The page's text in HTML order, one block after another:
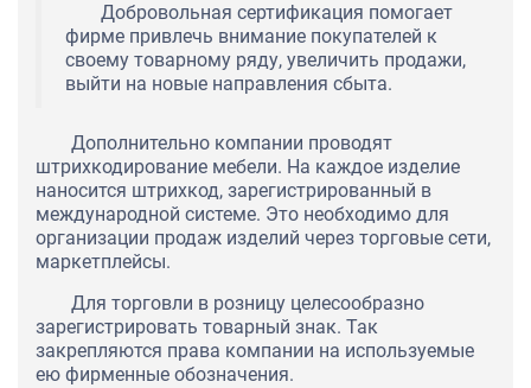
Добровольная сертификация помогает
фирме привлечь внимание покупателей к
своему товарному ряду, увеличить продажи,
выйти на новые направления сбыта.
Дополнительно компании проводят
штрихкодирование мебели. На каждое изделие
наносится штрихкод, зарегистрированный в
международной системе. Это необходимо для
организации продаж изделий через торговые сети,
маркетплейсы.
Для торговли в розницу целесообразно
зарегистрировать товарный знак. Так
закрепляются права компании на используемые
ею фирменные обозначения.